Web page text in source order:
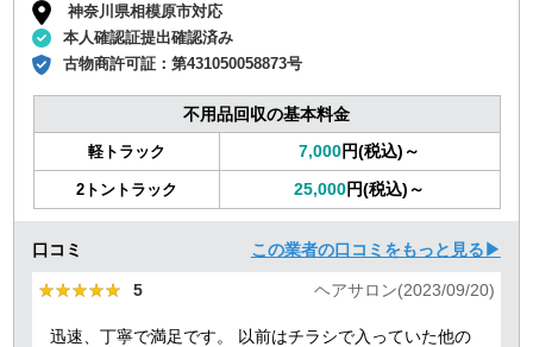
神奈川県相模原市対応
本人確認証提出確認済み
古物商許可証：第431050058873号
不用品回収の基本料金
軽トラック 7,000円(税込)～
2トントラック 25,000円(税込)～
口コミ この業者の口コミをもっと見る▶
★★★★★
★★★★★ 5 ヘアサロン(2023/09/20)
迅速、丁寧で満足です。 以前はチラシで入っていた他の